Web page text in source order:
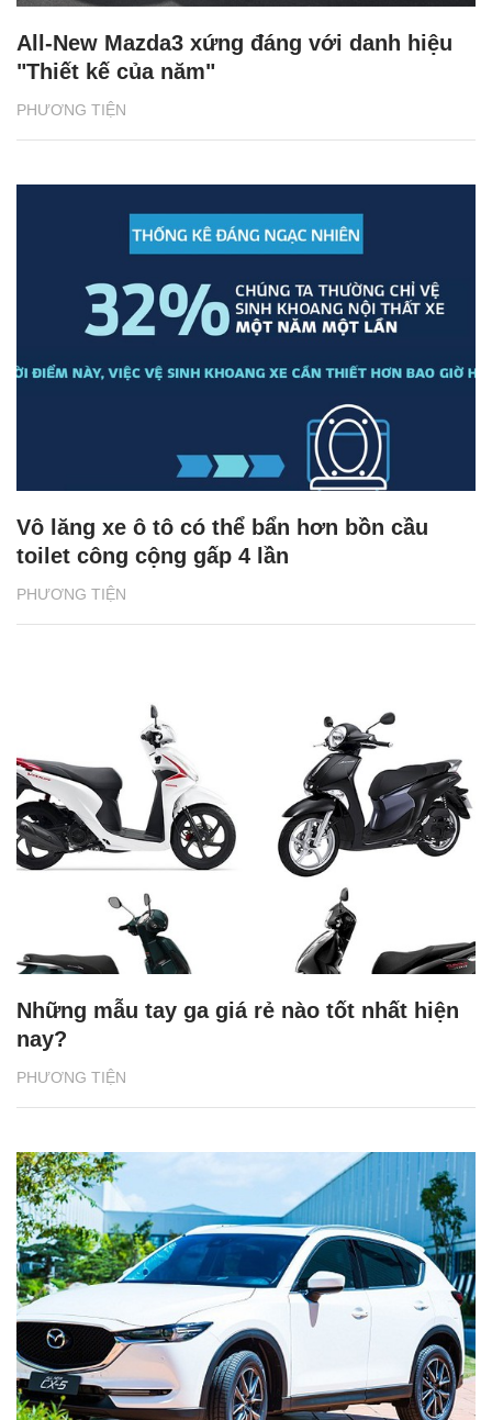
PHƯƠNG TIỆN
All-New Mazda3 xứng đáng với danh hiệu
"Thiết kế của năm"
PHƯƠNG TIỆN
Vô lăng xe ô tô có thể bẩn hơn bồn cầu
toilet công cộng gấp 4 lần
PHƯƠNG TIỆN
Những mẫu tay ga giá rẻ nào tốt nhất hiện
nay?